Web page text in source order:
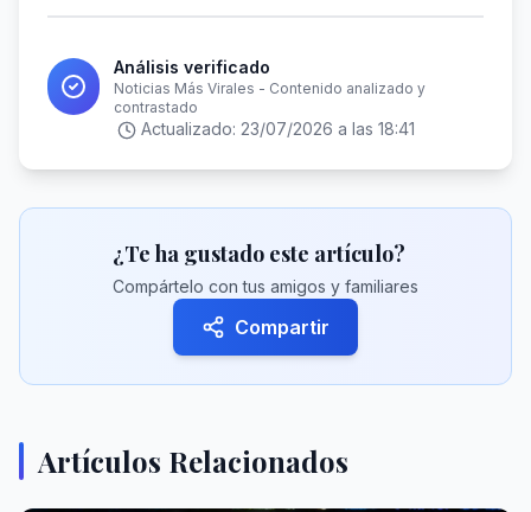
Análisis verificado
Noticias Más Virales - Contenido analizado y
contrastado
Actualizado: 23/07/2026 a las 18:41
¿Te ha gustado este artículo?
Compártelo con tus amigos y familiares
Compartir
Artículos Relacionados